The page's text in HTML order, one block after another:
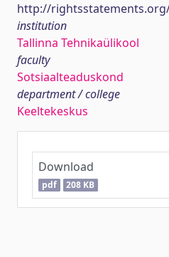
http://
institution
Tallinna Tehnikaülikool
faculty
Sotsiaalteaduskond
department / college
Keeltekeskus
Download
pdf 208 KB